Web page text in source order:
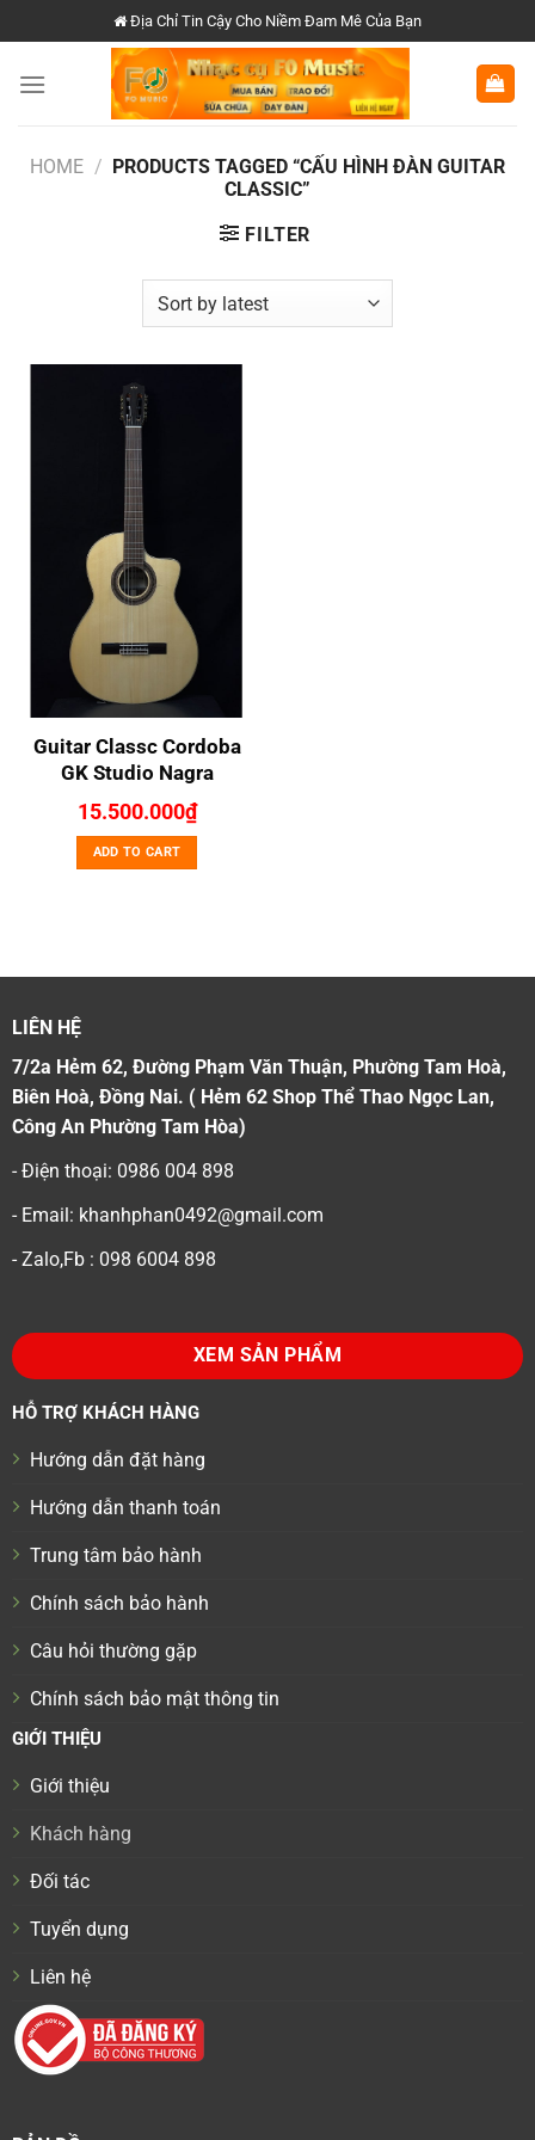
đến
nội
Địa Chỉ Tin Cậy Cho Niềm Đam Mê Của Bạn
HOME / PRODUCTS TAGGED “CẤU HÌNH ĐÀN GUITAR
CLASSIC”
FILTER
Guitar Classc Cordoba
GK Studio Nagra
15.500.000₫
ADD TO CART
LIÊN HỆ
7/2a Hẻm 62, Đường Phạm Văn Thuận, Phường Tam Hoà,
Biên Hoà, Đồng Nai. ( Hẻm 62 Shop Thể Thao Ngọc Lan,
Công An Phường Tam Hòa)
- Điện thoại: 0986 004 898
- Email: khanhphan0492@gmail.com
- Zalo,Fb : 098 6004 898
XEM SẢN PHẨM
HỖ TRỢ KHÁCH HÀNG
Hướng dẫn đặt hàng
Hướng dẫn thanh toán
Trung tâm bảo hành
Chính sách bảo hành
Câu hỏi thường gặp
Chính sách bảo mật thông tin
GIỚI THIỆU
Giới thiệu
Khách hàng
Đối tác
Tuyển dụng
Liên hệ